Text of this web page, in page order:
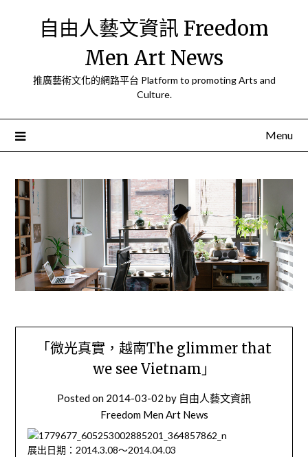
自由人藝文資訊 Freedom
Men Art News
推廣藝術文化的網路平台 Platform to promoting Arts and
Culture.
Menu
「微光真實，越南The glimmer that
we see Vietnam」
Posted on 2014-03-02 by 自由人藝文資訊
Freedom Men Art News
展出日期：2014.3.08～2014.04.03